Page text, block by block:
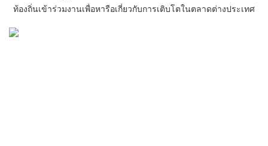
ท้องถิ่นเข้าร่วมงานเพื่อหารือเกี่ยวกับการเติบโตในตลาดต่างประเทศ